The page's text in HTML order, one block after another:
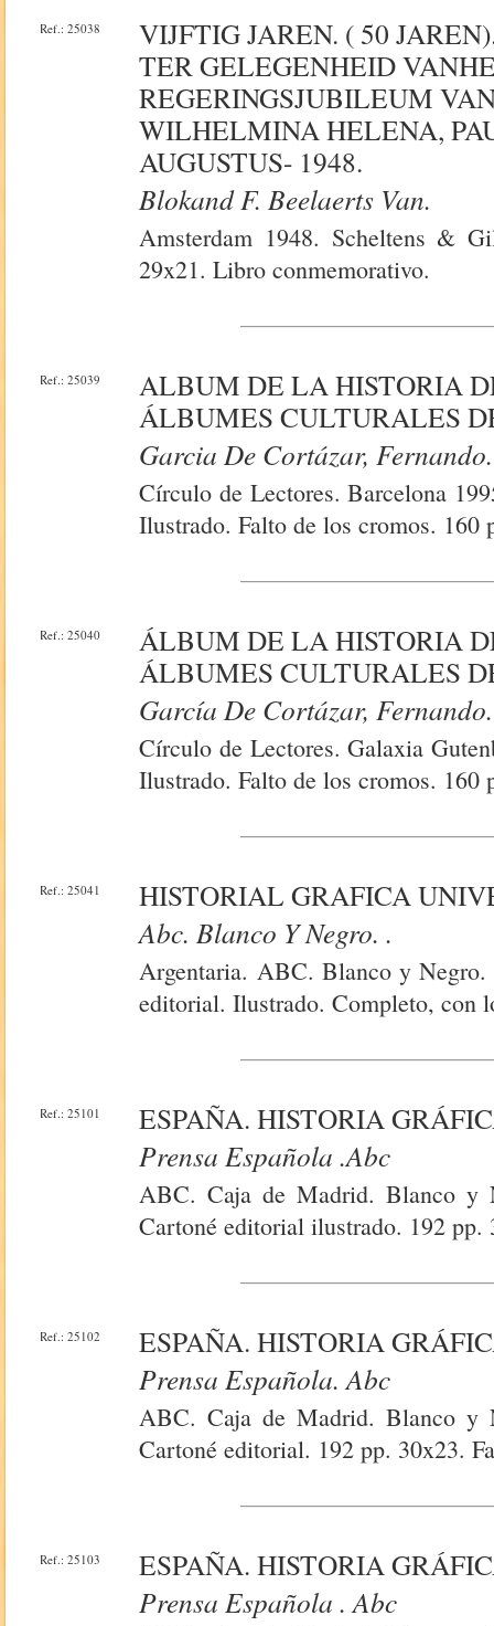
Ref.: 25038
VIJFTIG JAREN. ( 50
TER GELEGENHEID
REGERINGSJUBILEUM
WILHELMINA HELENA,
AUGUSTUS- 1948.
Blokand F. Beelaerts Van.
Amsterdam 1948. Scheltens &
29x21. Libro conmemorativo.
Ref.: 25039
ALBUM DE LA HISTORIA
ÁLBUMES CULTURALES
Garcia De Cortázar, Fernando.
Círculo de Lectores. Barcelona
Ilustrado. Falto de los cromos. 160
Ref.: 25040
ÁLBUM DE LA HISTORIA
ÁLBUMES CULTURALES
García De Cortázar, Fernando.
Círculo de Lectores. Galaxia
Ilustrado. Falto de los cromos. 160
Ref.: 25041
HISTORIAL GRAFICA
Abc. Blanco Y Negro. .
Argentaria. ABC. Blanco y Negro.
editorial. Ilustrado. Completo, con
Ref.: 25101
ESPAÑA. HISTORIA
Prensa Española .Abc
ABC. Caja de Madrid. Blanco y
Cartoné editorial ilustrado. 192
Ref.: 25102
ESPAÑA. HISTORIA
Prensa Española. Abc
ABC. Caja de Madrid. Blanco y
Cartoné editorial. 192 pp. 30x23.
Ref.: 25103
ESPAÑA. HISTORIA
Prensa Española . Abc